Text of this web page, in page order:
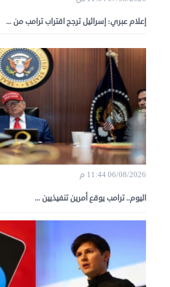
إعلام عبري: إسرائيل ترجح اقتراب ترامب من ...
06/08/2026 11:44 م
اليوم.. ترامب يوقع أمرين تنفيذيين ...